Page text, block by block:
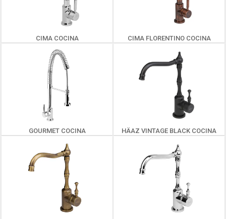
CIMA COCINA CIMA FLORENTINO COCINA
GOURMET COCINA HÄAZ VINTAGE BLACK COCINA